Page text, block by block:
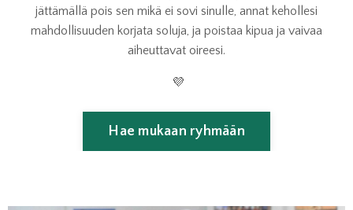
jättämällä pois sen mikä ei sovi sinulle, annat kehollesi
mahdollisuuden korjata soluja, ja poistaa kipua ja vaivaa
aiheuttavat oireesi.
💜
Hae mukaan ryhmään